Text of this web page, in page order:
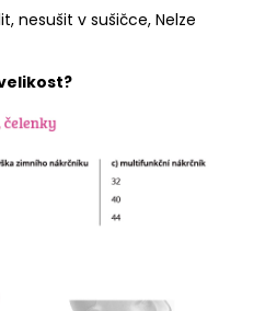
nesušit v sušičce, Nelze